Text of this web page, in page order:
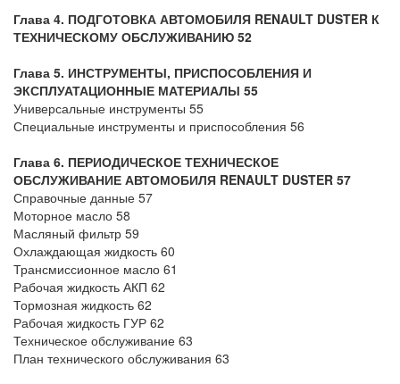
Глава 4. ПОДГОТОВКА АВТОМОБИЛЯ RENAULT DUSTER К
ТЕХНИЧЕСКОМУ ОБСЛУЖИВАНИЮ 52
Глава 5. ИНСТРУМЕНТЫ, ПРИСПОСОБЛЕНИЯ И
ЭКСПЛУАТАЦИОННЫЕ МАТЕРИАЛЫ 55
Универсальные инструменты 55
Специальные инструменты и приспособления 56
Глава 6. ПЕРИОДИЧЕСКОЕ ТЕХНИЧЕСКОЕ
ОБСЛУЖИВАНИЕ АВТОМОБИЛЯ RENAULT DUSTER 57
Справочные данные 57
Моторное масло 58
Масляный фильтр 59
Охлаждающая жидкость 60
Трансмиссионное масло 61
Рабочая жидкость АКП 62
Тормозная жидкость 62
Рабочая жидкость ГУР 62
Техническое обслуживание 63
План технического обслуживания 63